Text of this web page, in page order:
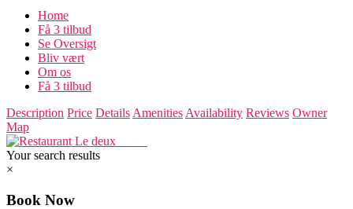
Home
Få 3 tilbud
Se Oversigt
Bliv vært
Om os
Få 3 tilbud
Description Price Details Amenities Availability Reviews Owner
Map
Your search results
×
Book Now